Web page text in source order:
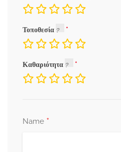
Τοποθεσία
Καθαριότητα
Name *